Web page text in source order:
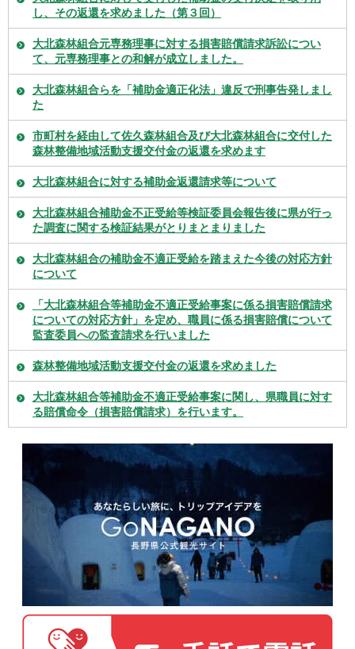
し、その返還を求めました（第３回）
大北森林組合元専務理事に対する損害賠償請求訴訟につい
て、元専務理事との和解が成立しました。
大北森林組合らを「補助金適正化法」違反で刑事告発しまし
た
市町村を経由して佐久森林組合及び大北森林組合に交付した
森林整備地域活動支援交付金の返還を求めます
大北森林組合に対する補助金返還請求等について
大北森林組合補助金不正受給等検証委員会報告後に県が行っ
た調査に関する検証結果がとりまとまりました
大北森林組合の補助金不適正受給を踏まえた今後の対応方針
について
「大北森林組合等補助金不適正受給事案に係る損害賠償請求
についての対応方針」を定め、職員に係る損害賠償について
監査委員への監査請求を行いました
森林整備地域活動支援交付金の返還を求めました
大北森林組合等補助金不適正受給事案に関し、県職員に対す
る賠償命令（損害賠償請求）を行います。